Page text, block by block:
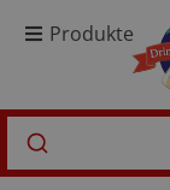
Produkte